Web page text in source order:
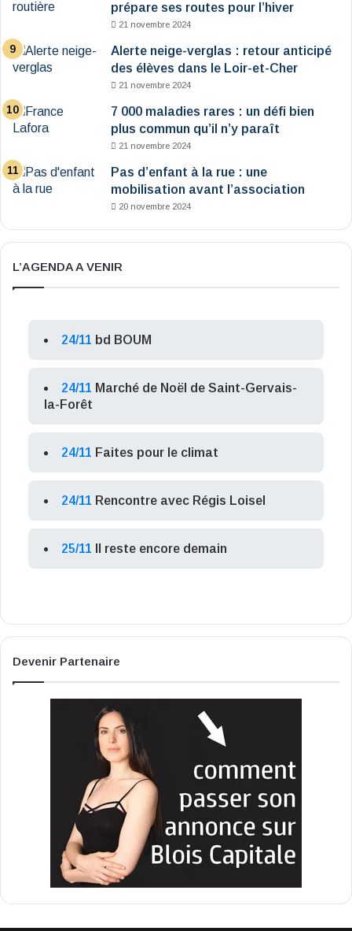
prépare ses routes pour l’hiver
21 novembre 2024
Alerte neige-verglas : retour anticipé
des élèves dans le Loir-et-Cher
21 novembre 2024
7 000 maladies rares : un défi bien
plus commun qu’il n’y paraît
21 novembre 2024
Pas d’enfant à la rue : une
mobilisation avant l’association
20 novembre 2024
L’AGENDA A VENIR
24/11 bd BOUM
24/11 Marché de Noël de Saint-Gervais-
la-Forêt
24/11 Faites pour le climat
24/11 Rencontre avec Régis Loisel
25/11 Il reste encore demain
Devenir Partenaire